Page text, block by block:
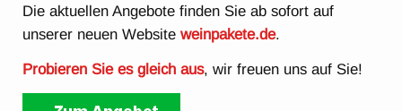
Die aktuellen Angebote finden Sie ab sofort auf
unserer neuen Websiteweinpakete.de.
Probieren Sie es gleich aus, wir freuen uns auf Sie!